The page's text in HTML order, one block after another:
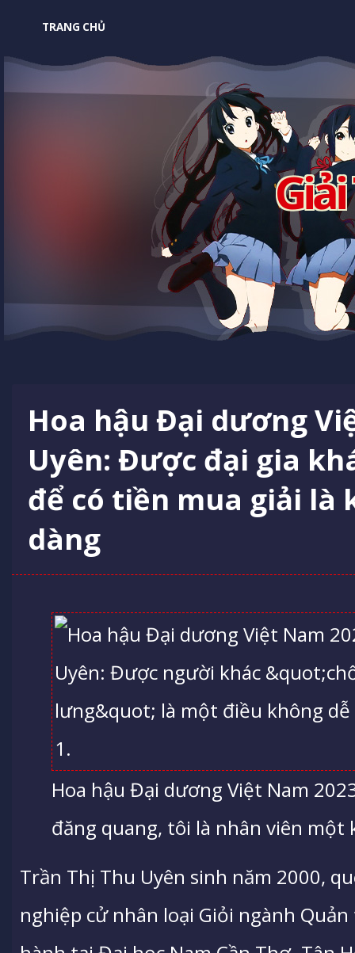
TRANG CHỦ
Hoa hậu Đại dương
Uyên: Được đại gia
để có tiền mua giải là
dàng
Hoa hậu Đại dương Việt Nam
đăng quang, tôi là nhân viên một
Trần Thị Thu Uyên sinh năm 2000,
nghiệp cử nhân loại Giỏi ngành